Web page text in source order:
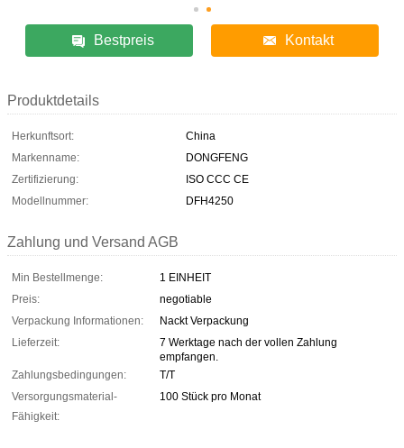
Bestpreis Kontakt
Produktdetails
Herkunftsort:
China
Markenname:
DONGFENG
Zertifizierung:
ISO CCC CE
Modellnummer:
DFH4250
Zahlung und Versand AGB
Min Bestellmenge:
1 EINHEIT
Preis:
negotiable
Verpackung Informationen:
Nackt Verpackung
Lieferzeit:
7 Werktage nach der vollen Zahlung
empfangen.
Zahlungsbedingungen:
T/T
Versorgungsmaterial-
Fähigkeit:
100 Stück pro Monat